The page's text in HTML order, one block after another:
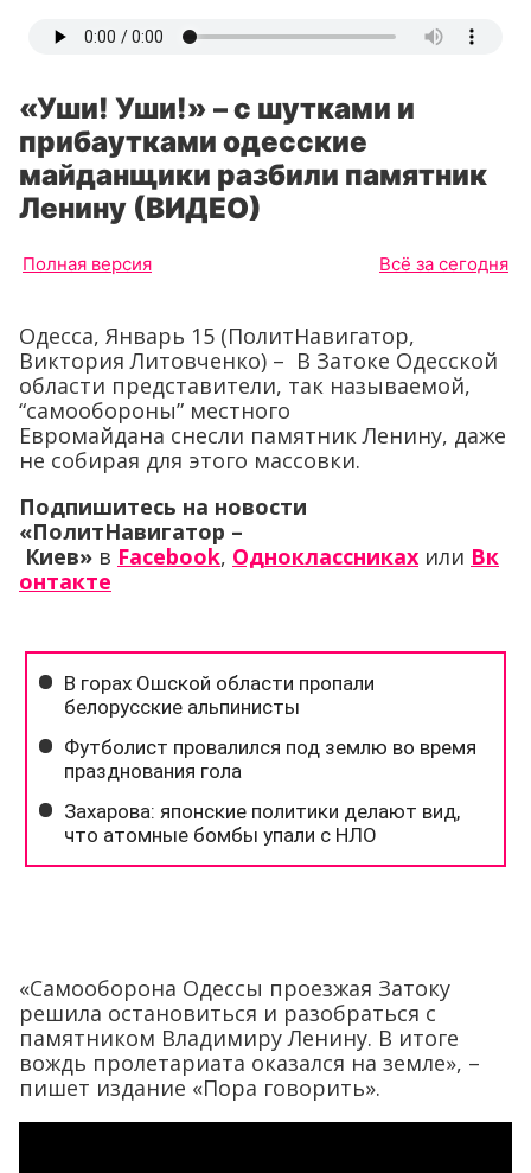
«Уши! Уши!» – с шутками и
прибаутками одесские
майданщики разбили памятник
Ленину (ВИДЕО)
Полная версия Всё за сегодня
Одесса, Январь 15 (ПолитНавигатор,
Виктория Литовченко) – В Затоке Одесской
области представители, так называемой,
“самообороны” местного
Евромайдана снесли памятник Ленину, даже
не собирая для этого массовки.
Подпишитесь на новости
«ПолитНавигатор –
Киев» в Facebook, Одноклассниках или Вк
онтакте
«Самооборона Одессы проезжая Затоку
решила остановиться и разобраться с
памятником Владимиру Ленину. В итоге
вождь пролетариата оказался на земле», –
пишет издание «Пора говорить».